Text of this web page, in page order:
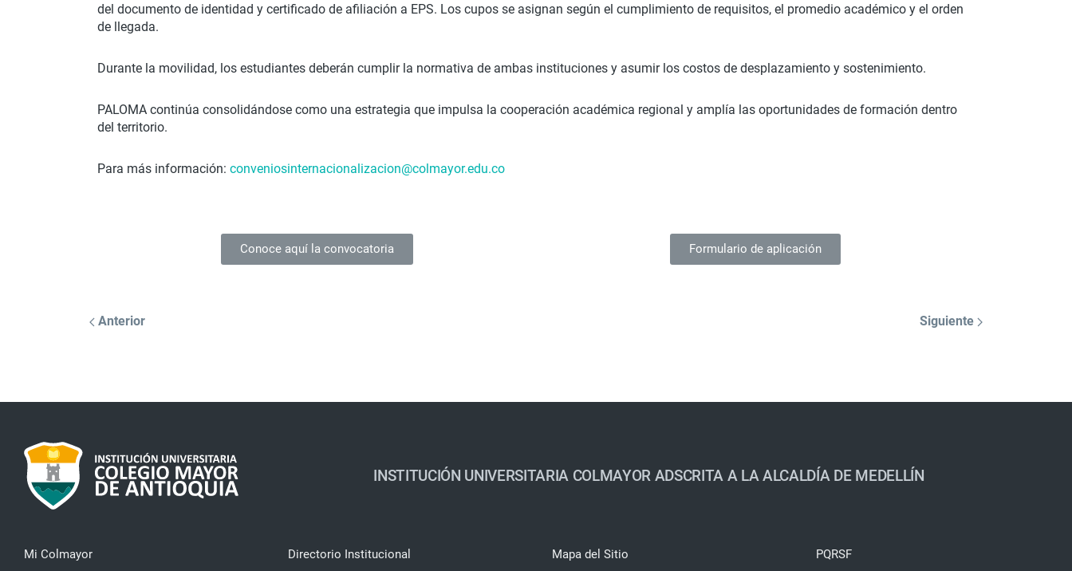
del documento de identidad y certificado de afiliación a EPS. Los cupos se asignan según el cumplimiento de requisitos, el promedio académico y el orden
de llegada.
Durante la movilidad, los estudiantes deberán cumplir la normativa de ambas instituciones y asumir los costos de desplazamiento y sostenimiento.
PALOMA continúa consolidándose como una estrategia que impulsa la cooperación académica regional y amplía las oportunidades de formación dentro
del territorio.
Para más información: conveniosinternacionalizacion@colmayor.edu.co
Conoce aquí la convocatoria Formulario de aplicación
Anterior Siguiente
INSTITUCIÓN UNIVERSITARIA COLMAYOR ADSCRITA A LA ALCALDÍA DE MEDELLÍN
Mi Colmayor
Directorio Institucional
Mapa del Sitio
PQRSF